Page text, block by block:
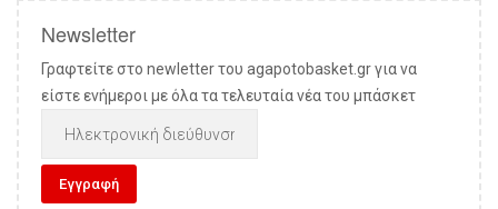
Newsletter
Γραφτείτε στο newletter του agapotobasket.gr για να
είστε ενήμεροι με όλα τα τελευταία νέα του μπάσκετ